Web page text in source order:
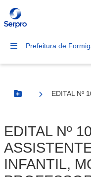
Prefeitura de
Botão Menu
EDITAL Nº
EDITAL Nº
INFANTIL,